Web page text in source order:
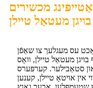
מכשירים
עס מעגלעך צו שאַפֿן
מעטאַל טיילן, וואָס
סטאַבילער. קערפּערס
אין אויטאָ טיילן, קענען